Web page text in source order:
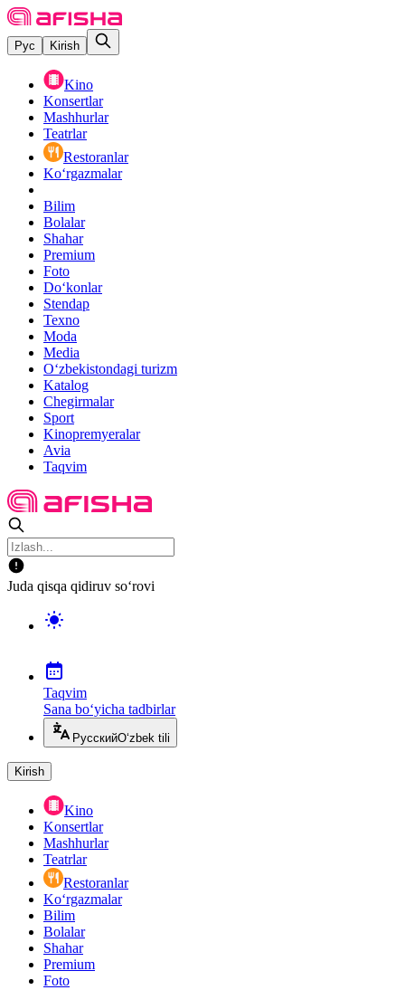
Рус Kirish
Kino
Konsertlar
Mashhurlar
Teatrlar
Restoranlar
Ko‘rgazmalar
Bilim
Bolalar
Shahar
Premium
Foto
Do‘konlar
Stendap
Texno
Moda
Media
O‘zbekistondagi turizm
Katalog
Chegirmalar
Sport
Kinopremyeralar
Avia
Taqvim
Juda qisqa qidiruv so‘rovi
Taqvim
Sana bo‘yicha tadbirlar
РусскийO‘zbek tili
Kirish
Kino
Konsertlar
Mashhurlar
Teatrlar
Restoranlar
Ko‘rgazmalar
Bilim
Bolalar
Shahar
Premium
Foto